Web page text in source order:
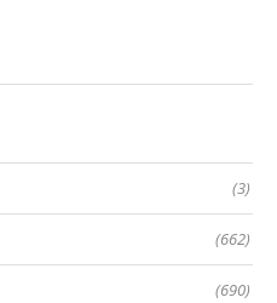
(3)
(662)
(690)